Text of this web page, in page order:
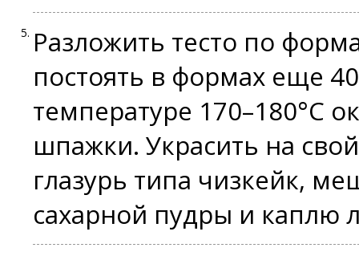
Разложить тесто по
постоять в формах еще
температуре 170–180°C
шпажки. Украсить на
глазурь типа чизкейк,
сахарной пудры и каплю